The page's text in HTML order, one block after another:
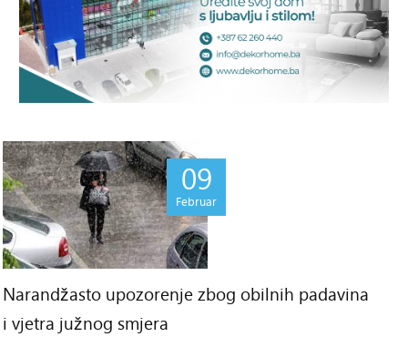
09
Februar
Narandžasto upozorenje zbog obilnih padavina
i vjetra južnog smjera